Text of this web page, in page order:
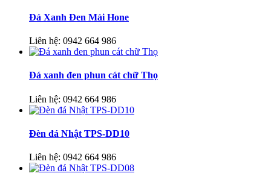
Đá Xanh Đen Mài Hone
Liên hệ: 0942 664 986
Đá xanh đen phun cát chữ Thọ
Liên hệ: 0942 664 986
Đèn đá Nhật TPS-DD10
Liên hệ: 0942 664 986